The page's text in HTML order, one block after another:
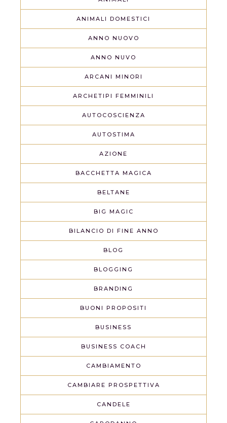
ANIMALI DOMESTICI
ANNO NUOVO
ANNO NUVO
ARCANI MINORI
ARCHETIPI FEMMINILI
AUTOCOSCIENZA
AUTOSTIMA
AZIONE
BACCHETTA MAGICA
BELTANE
BIG MAGIC
BILANCIO DI FINE ANNO
BLOG
BLOGGING
BRANDING
BUONI PROPOSITI
BUSINESS
BUSINESS COACH
CAMBIAMENTO
CAMBIARE PROSPETTIVA
CANDELE